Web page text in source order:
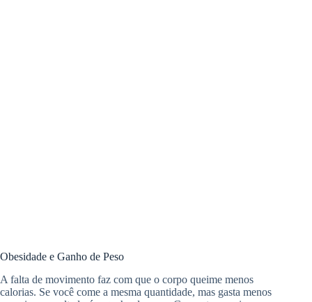
Obesidade e Ganho de Peso
A falta de movimento faz com que o corpo queime menos
calorias. Se você come a mesma quantidade, mas gasta menos